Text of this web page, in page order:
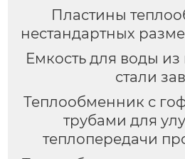
Пластины
нестандартных
Емкость для воды
стали
Теплообменник с
трубами для
теплопередачи